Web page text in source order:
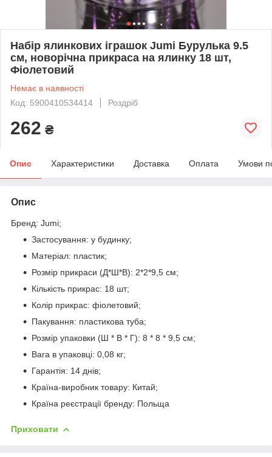
Набір ялинкових іграшок Jumi Бурулька 9.5
см, новорічна прикраса на ялинку 18 шт,
Фіолетовий
Немає в наявності
Код: 5900410534414
Роздріб
262 ₴
Опис Характеристики Доставка Оплата Умови
Опис
Бренд: Jumi;
Застосування: у будинку;
Матеріал: пластик;
Розмір прикраси (Д*Ш*В): 2*2*9,5 см;
Кількість прикрас: 18 шт;
Колір прикрас: фіолетовий;
Пакування: пластикова туба;
Розмір упаковки (Ш * В * Г): 8 * 8 * 9,5 см;
Вага в упаковці: 0,08 кг;
Гарантія: 14 днів;
Країна-виробник товару: Китай;
Країна реєстрації бренду: Польща
Приховати